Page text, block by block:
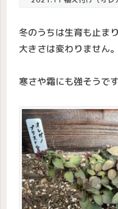
冬のうちは生育も止ま
大きさは変わりません。
寒さや霜にも強そうです